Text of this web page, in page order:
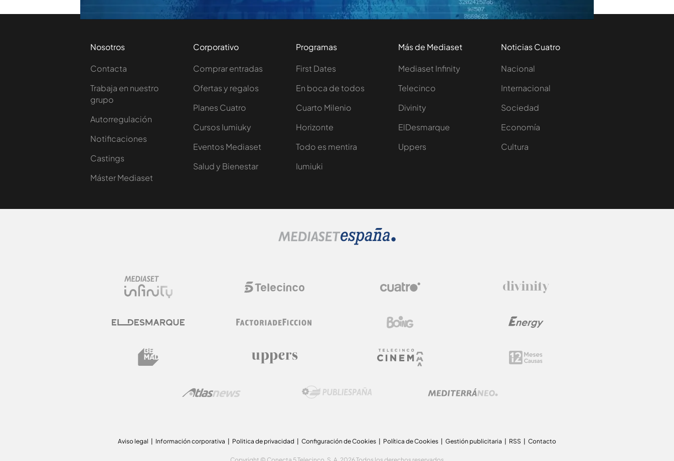
Nosotros
Contacta
Trabaja en nuestro
grupo
Autorregulación
Notificaciones
Castings
Máster Mediaset
Corporativo
Comprar entradas
Ofertas y regalos
Planes Cuatro
Cursos Iumiuky
Eventos Mediaset
Salud y Bienestar
Programas
First Dates
En boca de todos
Cuarto Milenio
Horizonte
Todo es mentira
Iumiuki
Más de Mediaset
Mediaset Infinity
Telecinco
Divinity
ElDesmarque
Uppers
Noticias Cuatro
Nacional
Internacional
Sociedad
Economía
Cultura
Aviso legal Información corporativa Politica de privacidad Configuración de Cookies Política de Cookies Gestión publicitaria RSS Contacto